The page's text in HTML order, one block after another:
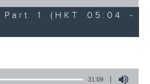
Part 1 (HKT 05:04 -
31:09